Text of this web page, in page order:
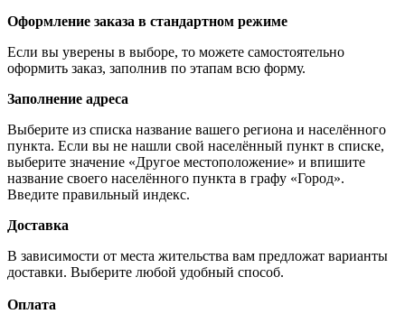
Оформление заказа в стандартном режиме
Если вы уверены в выборе, то можете самостоятельно
оформить заказ, заполнив по этапам всю форму.
Заполнение адреса
Выберите из списка название вашего региона и населённого
пункта. Если вы не нашли свой населённый пункт в списке,
выберите значение «Другое местоположение» и впишите
название своего населённого пункта в графу «Город».
Введите правильный индекс.
Доставка
В зависимости от места жительства вам предложат варианты
доставки. Выберите любой удобный способ.
Оплата